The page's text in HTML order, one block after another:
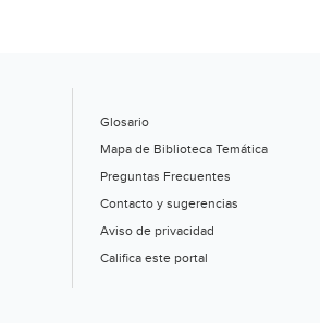
Glosario
Mapa de Biblioteca Temática
Preguntas Frecuentes
Contacto y sugerencias
Aviso de privacidad
Califica este portal